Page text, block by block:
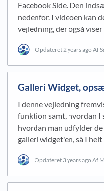
Facebook Side. Den
nedenfor. I videoen kan
vejledning, der også
Opdateret2 years ago Af
Galleri Widget,
I denne vejledning
funktion samt, hvordan I
hvordan man udfylder
galleri widget'en, så I
Opdateret 3 years ago Af